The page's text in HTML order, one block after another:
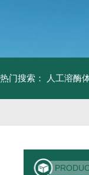
热门搜索： 人工溶酶